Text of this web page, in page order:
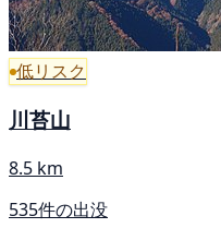
低リスク
川苔山
8.5 km
535件の出没